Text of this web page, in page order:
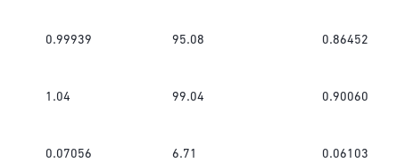
0.99939 95.08 0.86452
1.04 99.04 0.90060
0.07056 6.71 0.06103